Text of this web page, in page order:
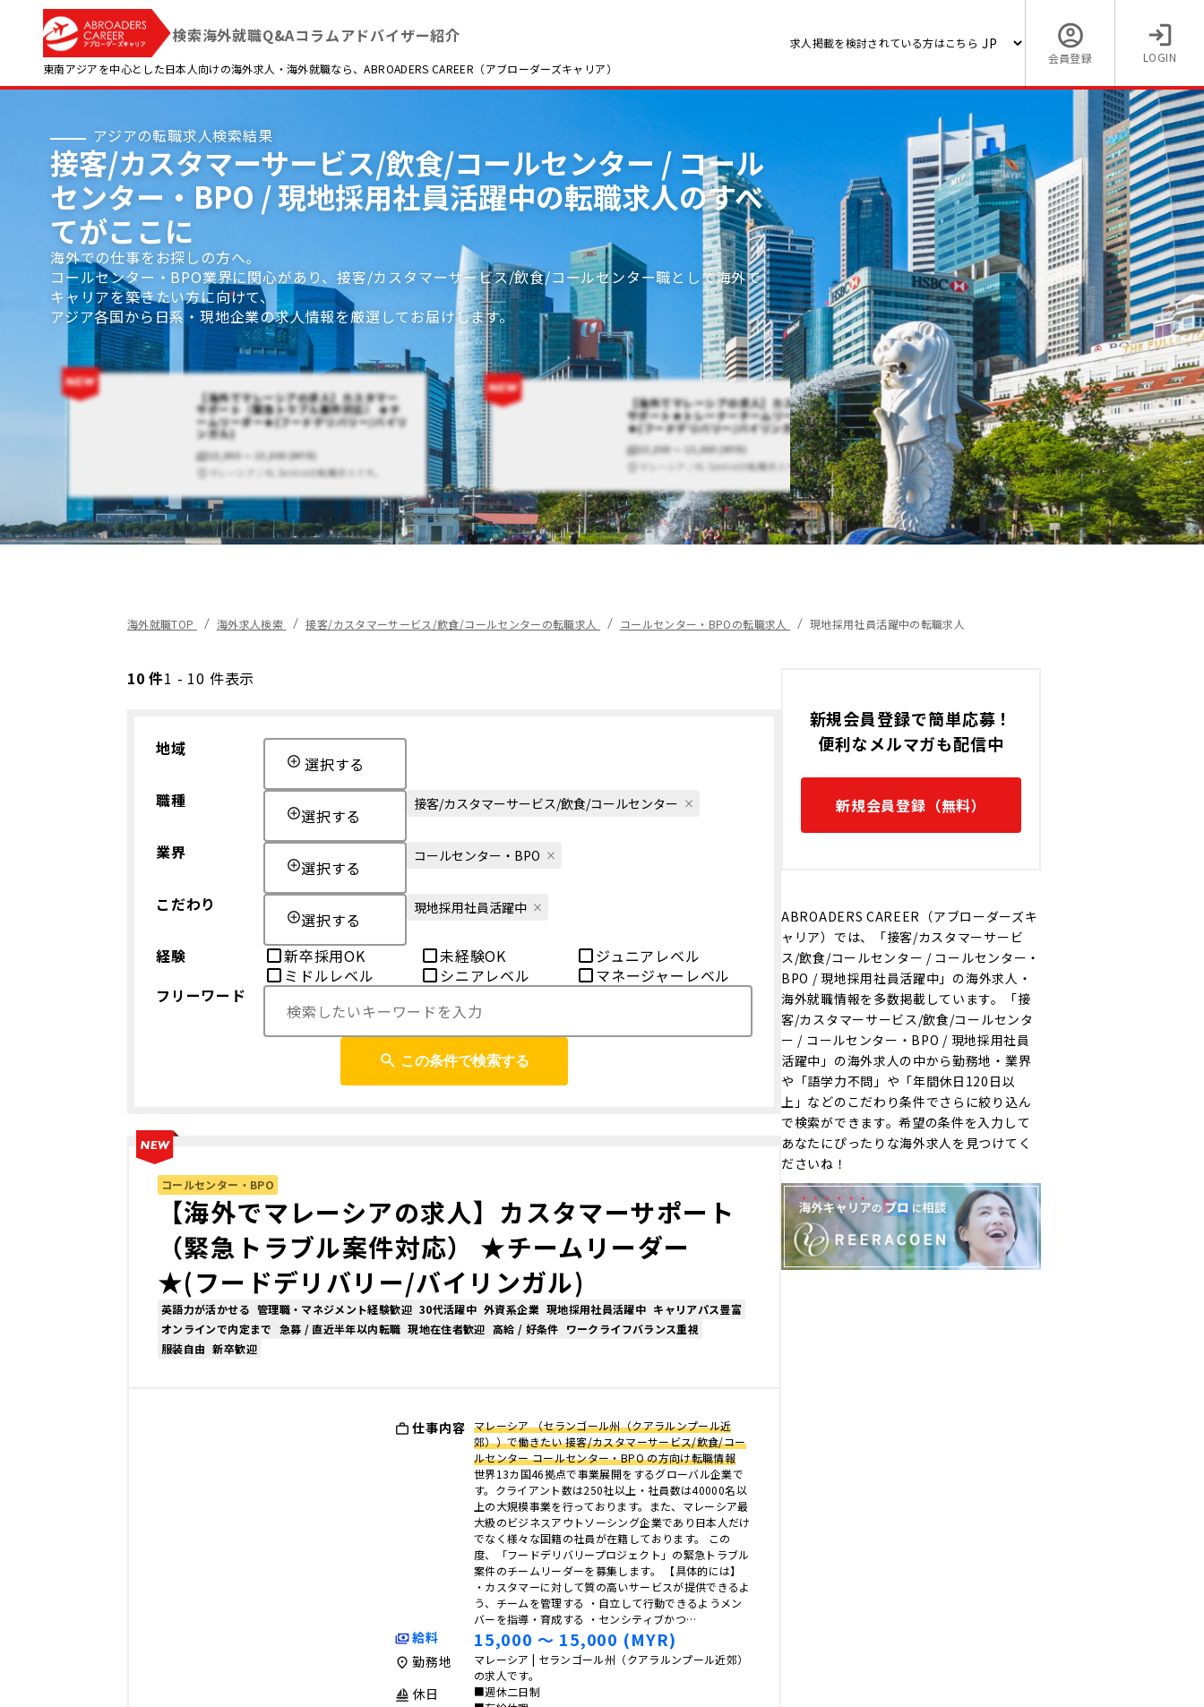
検索海外就職Q&Aコラムアドバイザー紹介
東南アジアを中心とした日本人向けの海外求人・海外就職なら、ABROADERS CAREER（アブローダーズキャリア）
求人掲載を検討されている方はこちら
会員登録
LOGIN
アジアの転職求人検索結果
接客/カスタマーサービス/飲食/コールセンター / コール
センター・BPO / 現地採用社員活躍中の転職求人のすべ
てがここに
海外での仕事をお探しの方へ。
コールセンター・BPO業界に関心があり、接客/カスタマーサービス/飲食/コールセンター職として海外で
キャリアを築きたい方に向けて、
アジア各国から日系・現地企業の求人情報を厳選してお届けします。
【海外でマレーシアの求人】カスタマー
サポート（緊急トラブル案件対応） ★チ
ームリーダー★(フードデリバリー/バイリ
ンガル)
15,000 〜 15,000 (MYR)
マレーシア / KL Sentralの転職求人です。
【海外でマレーシアの求人】カスタマー
サポート★トレーナーチームリーダー
★(フードデリバリー/バイリンガル)
15,000 〜 15,000 (MYR)
マレーシア / KL Sentralの転職求人です。
【海外でマレーシアの求人】
サポート★トレーナー★(フー
リー/バイリンガル)
14,000 〜 14,000 (MYR)
マレーシア / KL Sentralの転職求
海外就職TOP 海外求人検索 接客/カスタマーサービス/飲食/コールセンターの転職求人 コールセンター・BPOの転職求人 現地採用社員活躍中の転職求人
新規会員登録で簡単応募！
便利なメルマガも配信中
新規会員登録（無料）
ABROADERS CAREER（アブローダーズキ
ャリア）では、「接客/カスタマーサービ
ス/飲食/コールセンター / コールセンター・
BPO / 現地採用社員活躍中」の海外求人・
海外就職情報を多数掲載しています。「接
客/カスタマーサービス/飲食/コールセンタ
ー / コールセンター・BPO / 現地採用社員
活躍中」の海外求人の中から勤務地・業界
や「語学力不問」や「年間休日120日以
上」などのこだわり条件でさらに絞り込ん
で検索ができます。希望の条件を入力して
あなたにぴったりな海外求人を見つけてく
ださいね！
10 件1 - 10 件表示
地域
選択する
職種
選択する
接客/カスタマーサービス/飲食/コールセンター
業界
選択する
コールセンター・BPO
こだわり
選択する
現地採用社員活躍中
経験 新卒採用OK 未経験OK
ジュニアレベル
ミドルレベル
シニアレベル
マネージャーレベル
フリーワード
この条件で検索する
コールセンター・BPO
【海外でマレーシアの求人】カスタマーサポート
（緊急トラブル案件対応） ★チームリーダー
★(フードデリバリー/バイリンガル)
英語力が活かせる 管理職・マネジメント経験歓迎 30代活躍中 外資系企業 現地採用社員活躍中 キャリアパス豊富
オンラインで内定まで 急募 / 直近半年以内転職 現地在住者歓迎 高給 / 好条件 ワークライフバランス重視
服装自由 新卒歓迎
仕事内容 マレーシア （セランゴール州（クアラルンプール近
郊））で働きたい 接客/カスタマーサービス/飲食/コー
ルセンター コールセンター・BPO の方向け転職情報
世界13カ国46拠点で事業展開をするグローバル企業で
す。クライアント数は250社以上・社員数は40000名以
上の大規模事業を行っております。また、マレーシア最
大級のビジネスアウトソーシング企業であり日本人だけ
でなく様々な国籍の社員が在籍しております。 この
度、「フードデリバリープロジェクト」の緊急トラブル
案件のチームリーダーを募集します。 【具体的には】
・カスタマーに対して質の高いサービスが提供できるよ
う、チームを管理する ・自立して行動できるようメン
バーを指導・育成する ・センシティブかつ…
給料 15,000 〜 15,000 (MYR)
勤務地
マレーシア | セランゴール州（クアラルンプール近郊）
の求人です。
休日
■週休二日制